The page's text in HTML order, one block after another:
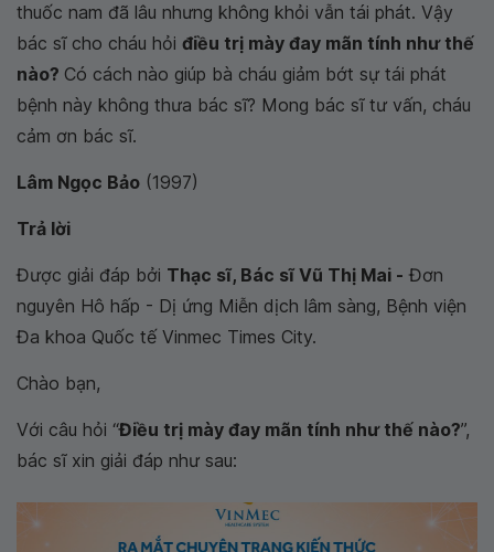
thuốc nam đã lâu nhưng không khỏi vẫn tái phát. Vậy
bác sĩ cho cháu hỏi điều trị mày đay mãn tính như thế
nào? Có cách nào giúp bà cháu giảm bớt sự tái phát
bệnh này không thưa bác sĩ? Mong bác sĩ tư vấn, cháu
cảm ơn bác sĩ.
Lâm Ngọc Bảo (1997)
Trả lời
Được giải đáp bởi Thạc sĩ, Bác sĩ Vũ Thị Mai - Đơn
nguyên Hô hấp - Dị ứng Miễn dịch lâm sàng, Bệnh viện
Đa khoa Quốc tế Vinmec Times City.
Chào bạn,
Với câu hỏi “Điều trị mày đay mãn tính như thế nào?”,
bác sĩ xin giải đáp như sau: